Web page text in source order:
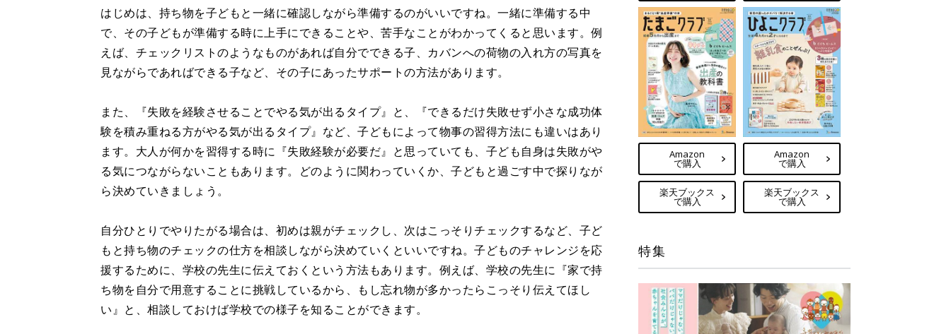
はじめは、持ち物を子どもと一緒に確認しながら準備するのがいいですね。一緒に準備する中
で、その子どもが準備する時に上手にできることや、苦手なことがわかってくると思います。例
えば、チェックリストのようなものがあれば自分でできる子、カバンへの荷物の入れ方の写真を
見ながらであればできる子など、その子にあったサポートの方法があります。
また、『失敗を経験させることでやる気が出るタイプ』と、『できるだけ失敗せず小さな成功体
験を積み重ねる方がやる気が出るタイプ』など、子どもによって物事の習得方法にも違いはあり
ます。大人が何かを習得する時に『失敗経験が必要だ』と思っていても、子ども自身は失敗がや
る気につながらないこともあります。どのように関わっていくか、子どもと過ごす中で探りなが
ら決めていきましょう。
自分ひとりでやりたがる場合は、初めは親がチェックし、次はこっそりチェックするなど、子ど
もと持ち物のチェックの仕方を相談しながら決めていくといいですね。子どものチャレンジを応
援するために、学校の先生に伝えておくという方法もあります。例えば、学校の先生に『家で持
ち物を自分で用意することに挑戦しているから、もし忘れ物が多かったらこっそり伝えてほし
い』と、相談しておけば学校での様子を知ることができます。
Amazon
で購入
楽天ブックス
で購入
Amazon
で購入
楽天ブックス
で購入
特集